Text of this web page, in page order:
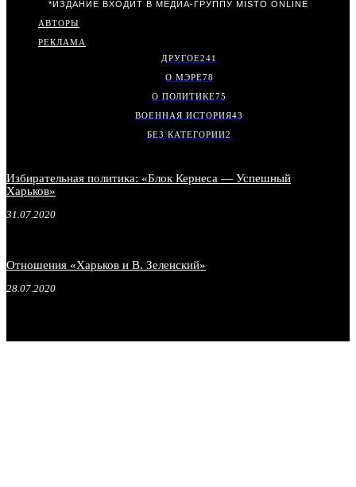
*ИЗДАНИЕ ВХОДИТ В МЕДИА-ГРУППУ MISTO ONLINE
АВТОРЫ
РЕКЛАМА
ДРУГОЕ241
О МЭРЕ78
О ПОЛИТИКЕ75
ВОЕННАЯ ИСТОРИЯ43
БЕЗ КАТЕГОРИИ2
Избирательная политика: «Блок Кернеса — Успешный
Харьков»
31.07.2020
Отношения «Харьков и В. Зеленский»
28.07.2020